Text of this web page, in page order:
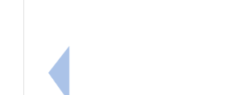
上一筆：轉115年度端午連假